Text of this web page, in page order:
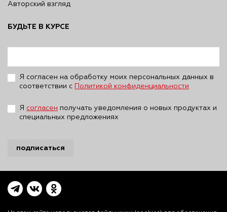
Авторский взгляд
БУДЬТЕ В КУРСЕ
Я согласен на обработку моих персональных данных в
соответствии с
Политикой конфиденциальности
Я согласен получать уведомления о новых продуктах и
специальных предложениях
подписаться